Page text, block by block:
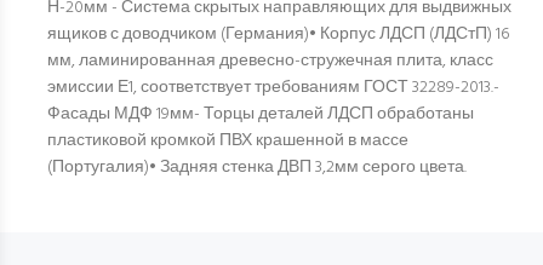
Н-20мм - Система скрытых направляющих для выдвижных
ящиков с доводчиком (Германия)• Корпус ЛДСП (ЛДСтП) 16
мм, ламинированная древесно-стружечная плита, класс
эмиссии Е1, соответствует требованиям ГОСТ 32289-2013.-
Фасады МДФ 19мм- Торцы деталей ЛДСП обработаны
пластиковой кромкой ПВХ крашенной в массе
(Португалия)• Задняя стенка ДВП 3,2мм серого цвета.